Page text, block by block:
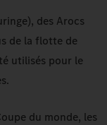
des Arocs
de la flotte de
utilisés pour le
du monde, les